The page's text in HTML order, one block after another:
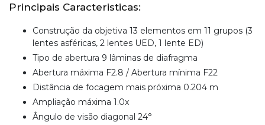
Principais Caracteristicas:
Construção da objetiva 13 elementos em 11 grupos (3
lentes asféricas, 2 lentes UED, 1 lente ED)
Tipo de abertura 9 lâminas de diafragma
Abertura máxima F2.8 / Abertura mínima F22
Distância de focagem mais próxima 0.204 m
Ampliação máxima 1.0x
Ângulo de visão diagonal 24°